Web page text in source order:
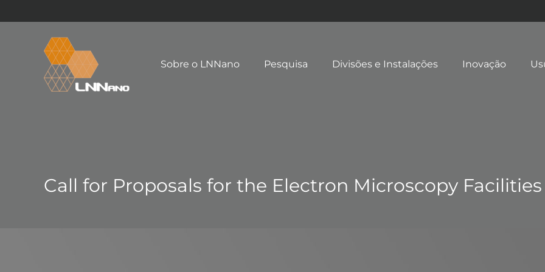
Sobre o LNNano Pesquisa Divisões e Instalações Inovação
Call for Proposals for the Electron Microscopy